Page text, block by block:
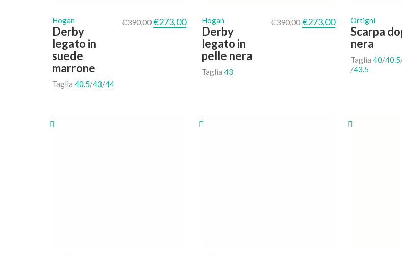
Hogan
Derby
legato in
suede
marrone
Taglia 40.5/43/44
€390,00Il prezzo originale era: €390,00.
€273,00Il prezzo attuale è: €273,00.
Hogan
Derby
legato in
pelle nera
Taglia 43
€390,00Il prezzo originale era:
€273,00Il prezzo attuale è:
Ortigni
Scarpa
nera
Taglia 40/40.5
/43.5